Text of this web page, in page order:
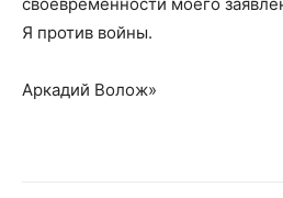
Я против войны.
Аркадий Волож»